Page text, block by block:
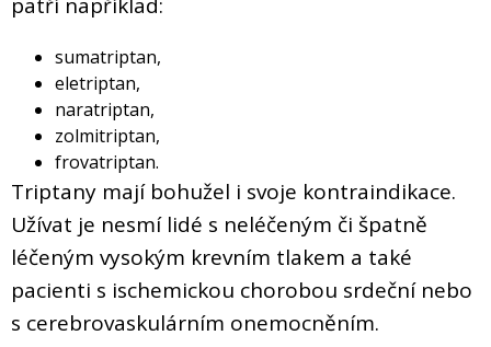
sumatriptan,
eletriptan,
naratriptan,
zolmitriptan,
frovatriptan.
Triptany mají bohužel i svoje kontraindikace.
Užívat je nesmí lidé s neléčeným či špatně
léčeným vysokým krevním tlakem a také
pacienti s ischemickou chorobou srdeční nebo
s cerebrovaskulárním onemocněním.